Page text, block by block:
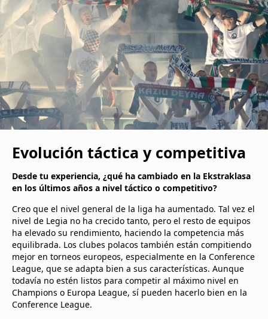
Evolución táctica y competitiva
Desde tu experiencia, ¿qué ha cambiado en la Ekstraklasa
en los últimos años a nivel táctico o competitivo?
Creo que el nivel general de la liga ha aumentado. Tal vez el
nivel de Legia no ha crecido tanto, pero el resto de equipos
ha elevado su rendimiento, haciendo la competencia más
equilibrada. Los clubes polacos también están compitiendo
mejor en torneos europeos, especialmente en la Conference
League, que se adapta bien a sus características. Aunque
todavía no estén listos para competir al máximo nivel en
Champions o Europa League, sí pueden hacerlo bien en la
Conference League.